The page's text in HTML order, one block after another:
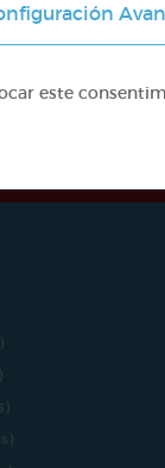
sido
este